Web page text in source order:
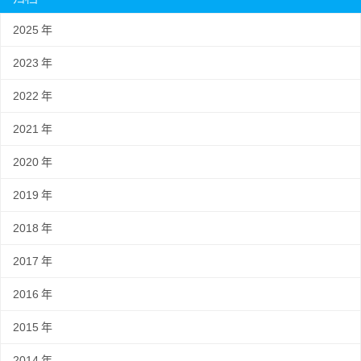
2025 年
2023 年
2022 年
2021 年
2020年
2019 年
2018 年
2017 年
2016 年
2015 年